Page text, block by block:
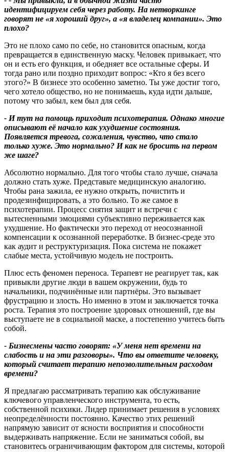
идентифицируем себя через работу. На нетворкинге
говорят не «я хороший друг», а «я владелец компании». Это
плохо?
Это не плохо само по себе, но становится опасным, когда
превращается в единственную маску. Человек привыкает, что
он и есть его функция, и обедняет все остальные сферы. И
тогда рано или поздно приходит вопрос: «Кто я без всего
этого?» В бизнесе это особенно заметно. Ты уже достиг того,
чего хотело общество, но не понимаешь, куда идти дальше,
потому что забыл, кем был для себя.
- И тут на помощь приходит психотерапия. Однако многие
описывают её начало как ухудшение состояния.
Появляется тревога, сожаления, чувство, что стало
только хуже. Это нормально? И как не бросить на первом
же шаге?
Абсолютно нормально. Для того чтобы стало лучше, сначала
должно стать хуже. Представьте медицинскую аналогию.
Чтобы рана зажила, ее нужно открыть, почистить и
продезинфицировать, а это больно. То же самое в
психотерапии. Процесс снятия защит и встречи с
вытесненными эмоциями субъективно переживается как
ухудшение. Но фактически это переход от неосознанной
компенсации к осознанной переработке. В бизнес‑среде это
как аудит и реструктуризация. Пока система не покажет
слабые места, устойчивую модель не построить.
Плюс есть феномен переноса. Терапевт не реагирует так, как
привыкли другие люди в вашем окружении, будь то
начальники, подчинённые или партнёры. Это вызывает
фрустрацию и злость. Но именно в этом и заключается точка
роста. Терапия это построение здоровых отношений, где вы
выступаете не в социальной маске, а постепенно учитесь быть
собой.
- Бизнесмены часто говорят: «У меня нет времени на
слабость и на эти разговоры». Что вы ответите человеку,
который считает терапию непозволительным расходом
времени?
Я предлагаю рассматривать терапию как обслуживание
ключевого управленческого инструмента, то есть,
собственной психики. Лидер принимает решения в условиях
неопределённости постоянно. Качество этих решений
напрямую зависит от ясности восприятия и способности
выдерживать напряжение. Если не заниматься собой, вы
становитесь ограничивающим фактором для системы, которой